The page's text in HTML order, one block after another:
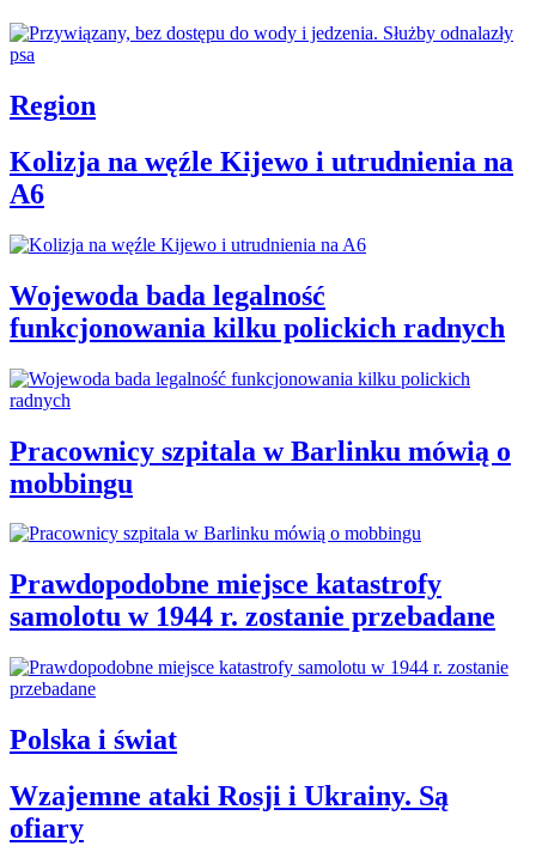
Region
Kolizja na węźle Kijewo i utrudnienia na
A6
Wojewoda bada legalność
funkcjonowania kilku polickich radnych
Pracownicy szpitala w Barlinku mówią o
mobbingu
Prawdopodobne miejsce katastrofy
samolotu w 1944 r. zostanie przebadane
Polska i świat
Wzajemne ataki Rosji i Ukrainy. Są
ofiary